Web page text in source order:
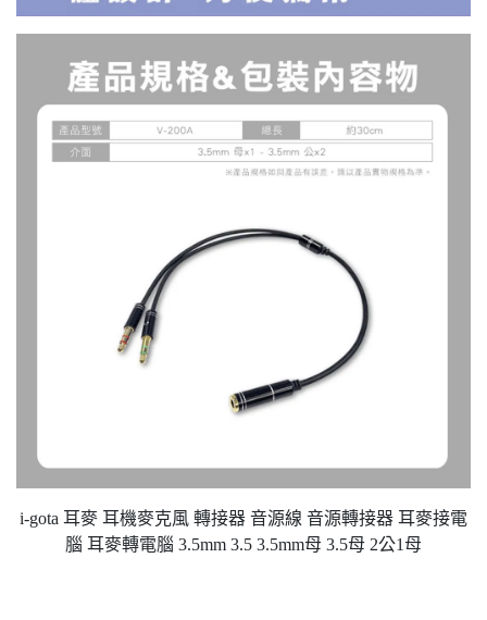
i-gota 耳麥 耳機麥克風 轉接器 音源線 音源轉接器 耳麥接電
腦 耳麥轉電腦 3.5mm 3.5 3.5mm母 3.5母 2公1母